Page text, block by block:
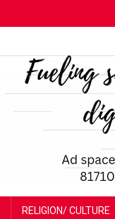
RELIGION/ CULTURE